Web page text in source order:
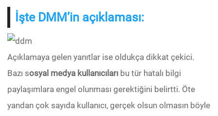
İşte DMM’in açıklaması:
Açıklamaya gelen yanıtlar ise oldukça dikkat çekici.
Bazı sosyal medya kullanıcıları bu tür hatalı bilgi
paylaşımlara engel olunması gerektiğini belirtti. Öte
yandan çok sayıda kullanıcı, gerçek olsun olmasın böyle